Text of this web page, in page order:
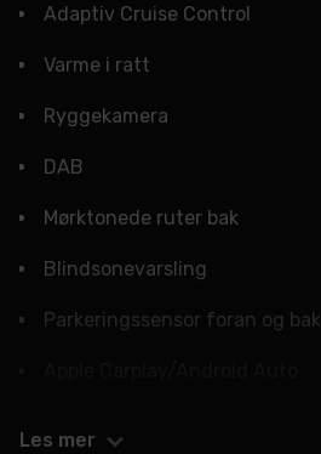
Adaptiv Cruise Control
Varme i ratt
Ryggekamera
DAB
Mørktonede ruter bak
Blindsonevarsling
Parkeringssensor foran og bak
Les mer